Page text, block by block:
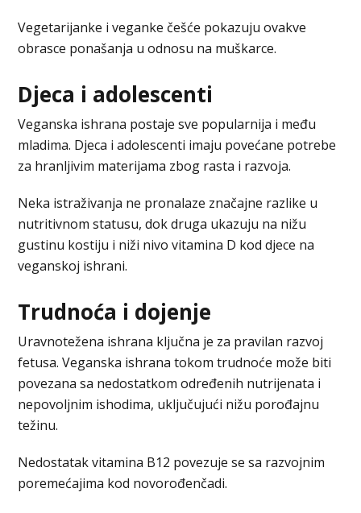
Vegetarijanke i veganke češće pokazuju ovakve
obrasce ponašanja u odnosu na muškarce.
Djeca i adolescenti
Veganska ishrana postaje sve popularnija i među
mladima. Djeca i adolescenti imaju povećane potrebe
za hranljivim materijama zbog rasta i razvoja.
Neka istraživanja ne pronalaze značajne razlike u
nutritivnom statusu, dok druga ukazuju na nižu
gustinu kostiju i niži nivo vitamina D kod djece na
veganskoj ishrani.
Trudnoća i dojenje
Uravnotežena ishrana ključna je za pravilan razvoj
fetusa. Veganska ishrana tokom trudnoće može biti
povezana sa nedostatkom određenih nutrijenata i
nepovoljnim ishodima, uključujući nižu porođajnu
težinu.
Nedostatak vitamina B12 povezuje se sa razvojnim
poremećajima kod novorođenčadi.